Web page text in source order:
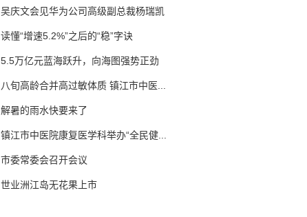
吴庆文会见华为公司高级副总裁杨瑞凯
读懂“增速5.2%”之后的“稳”字诀
5.5万亿元蓝海跃升，向海图强势正劲
八旬高龄合并高过敏体质 镇江市中医...
解暑的雨水快要来了
镇江市中医院康复医学科举办“全民健...
市委常委会召开会议
世业洲江岛无花果上市